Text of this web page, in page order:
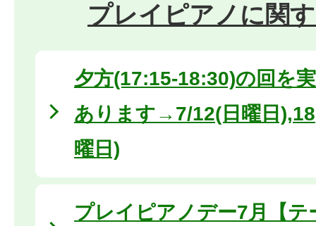
プレイピアノに関
夕方(17:15-18:30)の回を
あります→7/12(日曜日
曜日)
プレイピアノデー7月【テ